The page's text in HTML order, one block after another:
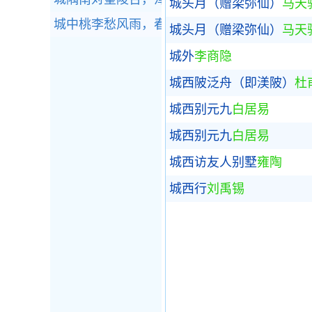
城头月（赠梁弥仙） 马天
城头月（赠梁弥仙） 马天
城外李商隐
城西陂泛舟（即渼陂） 杜
城西别元九白居易
城西别元九白居易
城西访友人别墅雍陶
城西行刘禹锡
城中桃李愁风雨，春在溪头荠菜花。全诗赏析